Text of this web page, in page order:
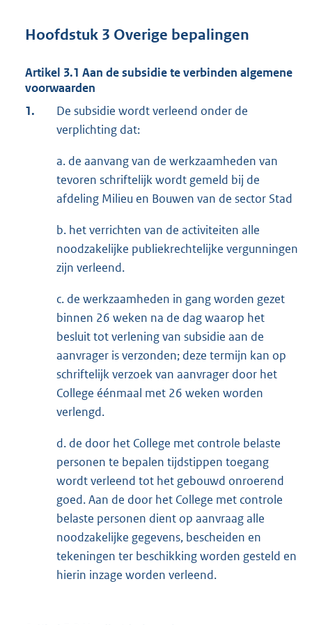
Hoofdstuk 3 Overige bepalingen
Artikel 3.1 Aan de subsidie te verbinden algemene
voorwaarden
1.
De subsidie wordt verleend onder de
verplichting dat:
a. de aanvang van de werkzaamheden van
tevoren schriftelijk wordt gemeld bij de
afdeling Milieu en Bouwen van de sector Stad
b. het verrichten van de activiteiten alle
noodzakelijke publiekrechtelijke vergunningen
zijn verleend.
c. de werkzaamheden in gang worden gezet
binnen 26 weken na de dag waarop het
besluit tot verlening van subsidie aan de
aanvrager is verzonden; deze termijn kan op
schriftelijk verzoek van aanvrager door het
College éénmaal met 26 weken worden
verlengd.
d. de door het College met controle belaste
personen te bepalen tijdstippen toegang
wordt verleend tot het gebouwd onroerend
goed. Aan de door het College met controle
belaste personen dient op aanvraag alle
noodzakelijke gegevens, bescheiden en
tekeningen ter beschikking worden gesteld en
hierin inzage worden verleend.